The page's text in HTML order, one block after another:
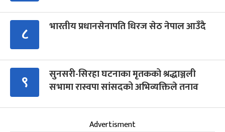
८ भारतीय प्रधानसेनापति धिरज सेठ नेपाल आउँदै
९
सुनसरी-सिरहा घटनाका मृतकको श्रद्धाञ्जली
सभामा रास्वपा सांसदको अभिव्यक्तिले तनाव
Advertisment